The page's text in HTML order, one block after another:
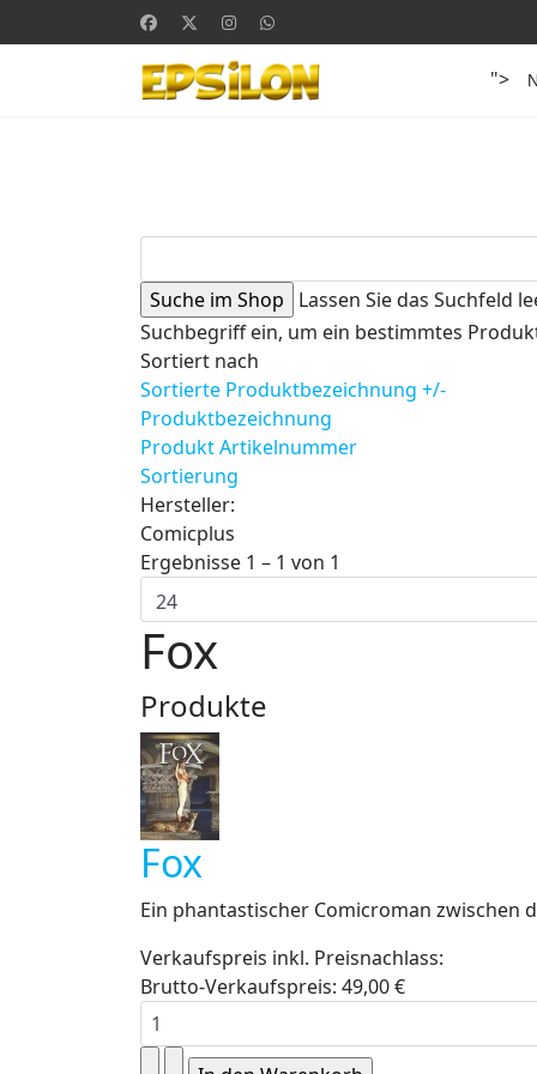
">
Lassen Sie das Suchfeld
Suchbegriff ein, um ein bestimmtes
Sortiert nach
Sortierte Produktbezeichnung +/-
Produktbezeichnung
Produkt Artikelnummer
Sortierung
Hersteller:
Comicplus
Ergebnisse 1 – 1 von 1
Fox
Produkte
Fox
Ein phantastischer Comicroman zwischen
Verkaufspreis inkl. Preisnachlass:
Brutto-Verkaufspreis: 49,00 €